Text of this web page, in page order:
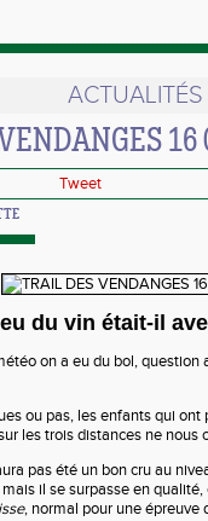
ACTUALITÉS
16
Tweet
du vin était-il
on a eu du bol, question
ou pas, les enfants qui
les trois distances ne nous
pas été un bon cru au
il se surpasse en
, normal pour une épreuve